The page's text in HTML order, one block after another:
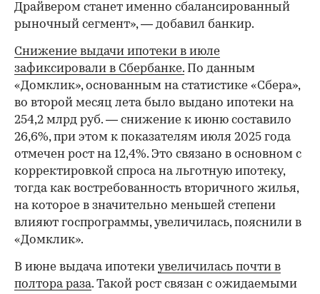
Драйвером станет именно сбалансированный
рыночный сегмент», — добавил банкир.
Снижение выдачи ипотеки в июле
зафиксировали в Сбербанке. По данным
«Домклик», основанным на статистике «Сбера»,
во второй месяц лета было выдано ипотеки на
254,2 млрд руб. — снижение к июню составило
26,6%, при этом к показателям июля 2025 года
отмечен рост на 12,4%. Это связано в основном с
корректировкой спроса на льготную ипотеку,
тогда как востребованность вторичного жилья,
на которое в значительно меньшей степени
влияют госпрограммы, увеличилась, пояснили в
«Домклик».
В июне выдача ипотеки увеличилась почти в
полтора раза. Такой рост связан с ожидаемыми